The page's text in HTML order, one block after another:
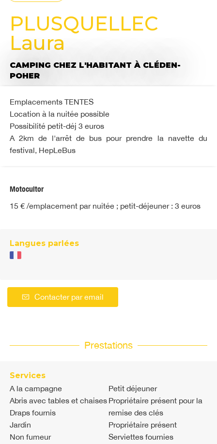
PLUSQUELLEC
Laura
CAMPING CHEZ L'HABITANT À CLÉDEN-
POHER
Emplacements TENTES
Location à la nuitée possible
Possibilité petit-déj 3 euros
A 2km de l'arrêt de bus pour prendre la navette du
festival, HepLeBus
Motocultor
15 € /emplacement par nuitée ; petit-déjeuner : 3 euros
Langues parlées
Contacter par email
Prestations
Services
A la campagne
Abris avec tables et chaises
Draps fournis
Jardin
Non fumeur
Petit déjeuner
Propriétaire présent pour la
remise des clés
Propriétaire présent
Serviettes fournies